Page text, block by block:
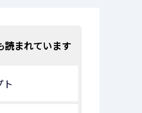
読まれています
ト